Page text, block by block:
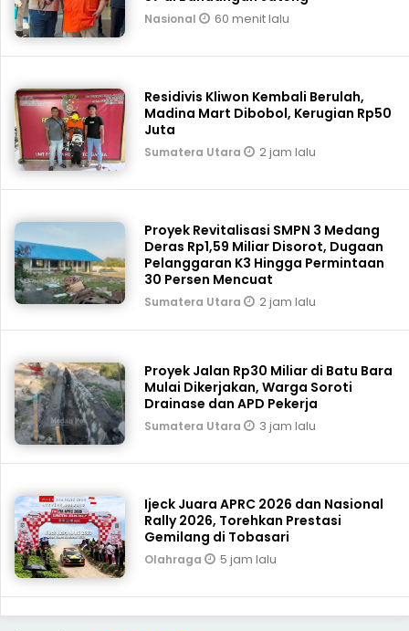
Nasional 60 menit lalu
Residivis Kliwon Kembali Berulah,
Madina Mart Dibobol, Kerugian Rp50
Juta
Sumatera Utara 2 jam lalu
Proyek Revitalisasi SMPN 3 Medang
Deras Rp1,59 Miliar Disorot, Dugaan
Pelanggaran K3 Hingga Permintaan
30 Persen Mencuat
Sumatera Utara 2 jam lalu
Proyek Jalan Rp30 Miliar di Batu Bara
Mulai Dikerjakan, Warga Soroti
Drainase dan APD Pekerja
Sumatera Utara 3 jam lalu
Ijeck Juara APRC 2026 dan Nasional
Rally 2026, Torehkan Prestasi
Gemilang di Tobasari
Olahraga 5 jam lalu